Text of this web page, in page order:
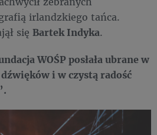
irlandzkiego tańca.
się Bartek Indyka.
WOŚP posłała ubrane w
i w czystą radość